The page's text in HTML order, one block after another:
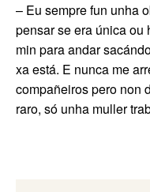
– Eu sempre fun unha
pensar se era única ou
min para andar
xa está. E nunca me
compañeiros pero non
raro, só unha muller